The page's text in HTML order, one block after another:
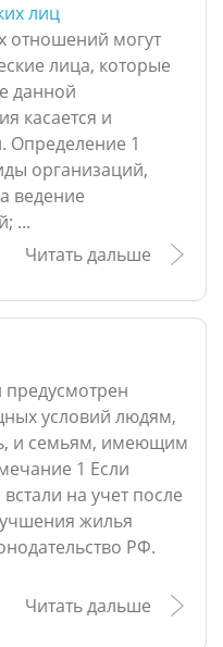
лиц
отношений могут
лица, которые
данной
касается и
Определение 1
организаций,
ведение
...
Читать дальше
предусмотрен
условий людям,
и семьям, имеющим
1 Если
на учет после
жилья
РФ.
Читать дальше